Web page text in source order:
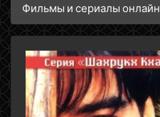
Фильмы и сериалы онлайн